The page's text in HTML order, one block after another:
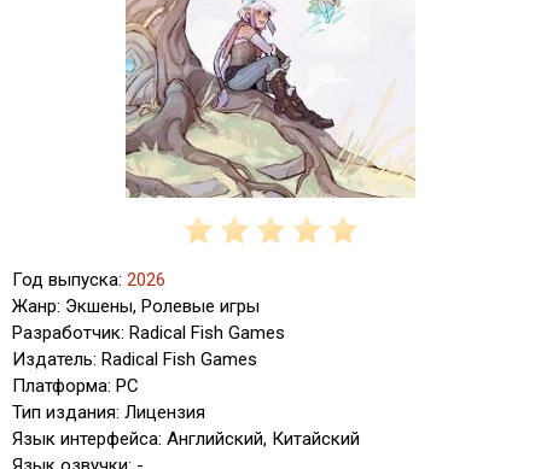
Год выпуска: 2026
Жанр: Экшены, Ролевые игры
Разработчик: Radical Fish Games
Издатель: Radical Fish Games
Платформа: PC
Тип издания: Лицензия
Язык интерфейса: Английский, Китайский